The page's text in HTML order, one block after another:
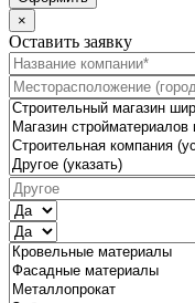
×
Оставить заявку